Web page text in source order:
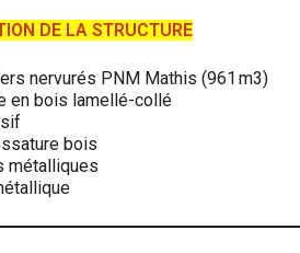
DE LA STRUCTURE
nervurés PNM Mathis (961 m3)
en bois lamellé-collé
bois
métalliques